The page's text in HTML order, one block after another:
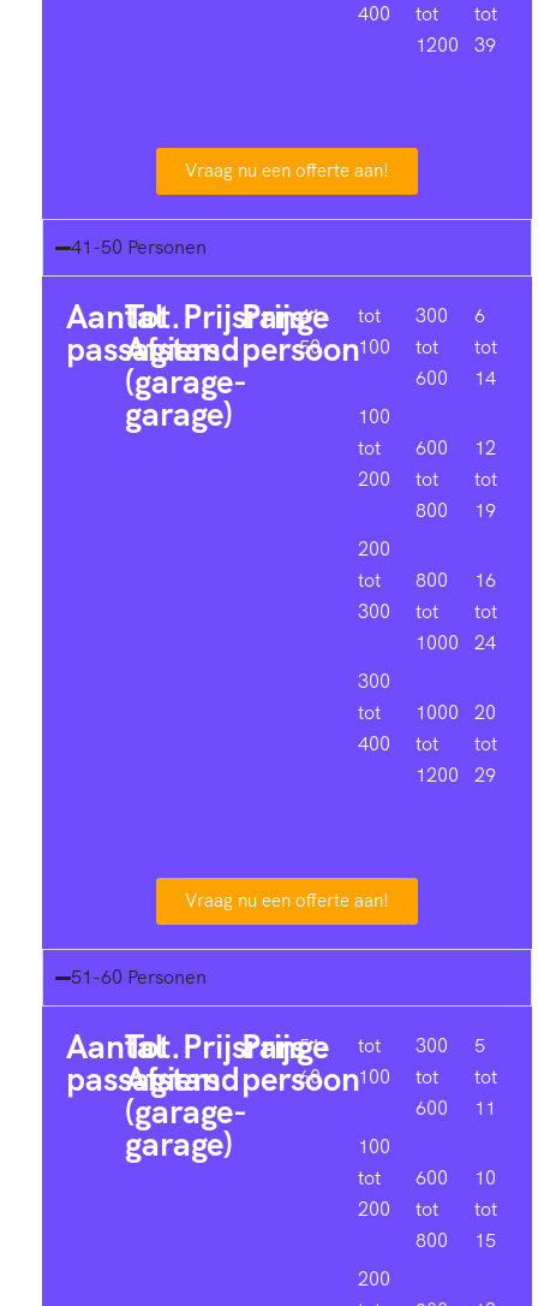
400
tot
1200
tot
39
Vraag nu een offerte aan!
41-50 Personen
Aantal
passagiers
Tot.
Afstand
(garage-
garage)
Prijsrange
Prijs
persoon
41-
50
tot
100
100
tot
200
200
tot
300
300
tot
400
300
tot
600
600
tot
800
800
tot
1000
1000
tot
1200
6
tot
14
12
tot
19
16
tot
24
20
tot
29
Vraag nu een offerte aan!
51-60 Personen
Aantal
passagiers
Tot.
Afstand
(garage-
garage)
Prijsrange
Prijs
persoon
51-
60
tot
100
100
tot
200
200
300
tot
600
600
tot
800
5
tot
11
10
tot
15